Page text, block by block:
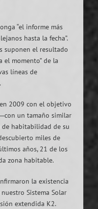
“el informe más
hasta la fecha”.
suponen el resultado
el momento” de la
líneas de
2009 con el objetivo
un tamaño similar
habitabilidad de su
miles de
años, 21 de los
zona habitable.
la existencia
Sistema Solar
extendida K2.